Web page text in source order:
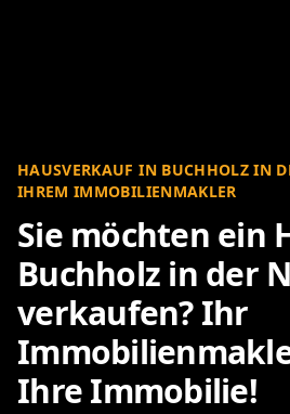
HAUSVERKAUF IN BUCHHOLZ IN
IHREM IMMOBILIENMAKLER
Sie möchten ein
Buchholz in der
verkaufen? Ihr
Ihre Immobilie!